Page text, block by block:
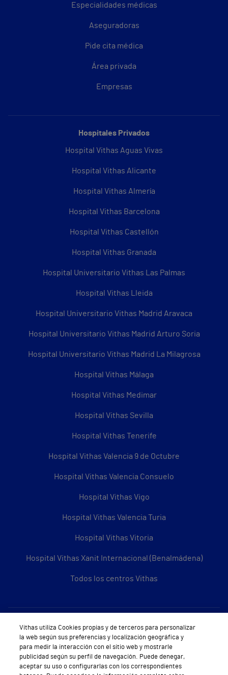
Especialidades médicas
Aseguradoras
Pide cita médica
Área privada
Empresas
Hospitales Privados
Hospital Vithas Aguas Vivas
Hospital Vithas Alicante
Hospital Vithas Almería
Hospital Vithas Barcelona
Hospital Vithas Castellón
Hospital Vithas Granada
Hospital Universitario Vithas Las Palmas
Hospital Vithas Lleida
Hospital Universitario Vithas Madrid Aravaca
Hospital Universitario Vithas Madrid Arturo Soria
Hospital Universitario Vithas Madrid La Milagrosa
Hospital Vithas Málaga
Hospital Vithas Medimar
Hospital Vithas Sevilla
Hospital Vithas Tenerife
Hospital Vithas Valencia 9 de Octubre
Hospital Vithas Valencia Consuelo
Hospital Vithas Vigo
Hospital Vithas Valencia Turia
Hospital Vithas Vitoria
Hospital Vithas Xanit Internacional (Benalmádena)
Todos los centros Vithas
Sobre Vithas
Quiénes somos
Trabajar en Vithas
Vithas utiliza Cookies propias y de terceros para personalizar
la web según sus preferencias y localización geográfica y
para medir la interacción con el sitio web y mostrarle
publicidad según su perfil de navegación. Puede denegar,
aceptar su uso o configurarlas con los correspondientes